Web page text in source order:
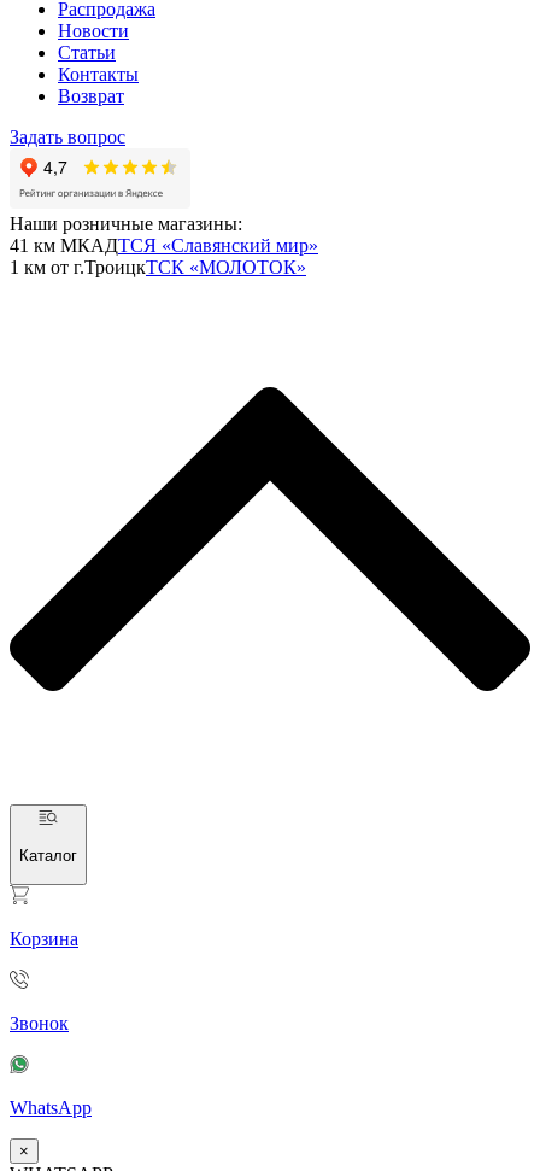
Распродажа
Новости
Статьи
Контакты
Возврат
Задать вопрос
Наши розничные магазины:
41 км МКАДТСЯ «Славянский мир»
1 км от г.ТроицкТСК «МОЛОТОК»
Каталог
Корзина
Звонок
WhatsApp
×